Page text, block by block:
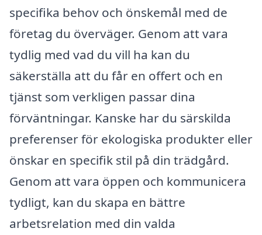
specifika behov och önskemål med de
företag du överväger. Genom att vara
tydlig med vad du vill ha kan du
säkerställa att du får en offert och en
tjänst som verkligen passar dina
förväntningar. Kanske har du särskilda
preferenser för ekologiska produkter eller
önskar en specifik stil på din trädgård.
Genom att vara öppen och kommunicera
tydligt, kan du skapa en bättre
arbetsrelation med din valda